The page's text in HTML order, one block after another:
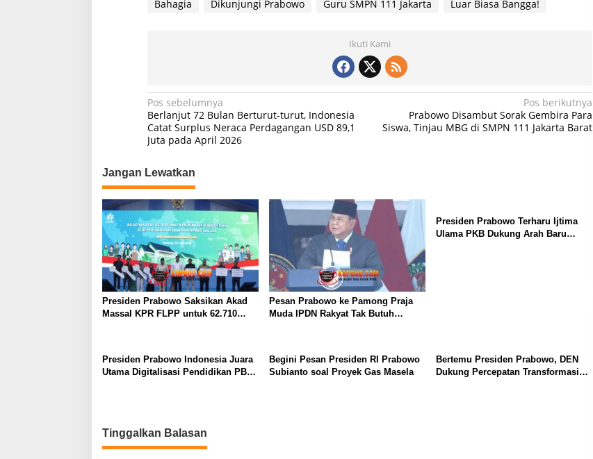
Bahagia Dikunjungi Prabowo Guru SMPN 111 Jakarta Luar Biasa Bangga!
Ikuti Kami
N
a
v
i
g
a
s
i
p
o
s
Pos sebelumnya
Berlanjut 72 Bulan Berturut-turut, Indonesia
Catat Surplus Neraca Perdagangan USD 89,1
Juta pada April 2026
Pos berikutnya
Prabowo Disambut Sorak Gembira Para
Siswa, Tinjau MBG di SMPN 111 Jakarta Barat
Jangan Lewatkan
Presiden Prabowo Saksikan Akad
Massal KPR FLPP untuk 62.710
Pesan Prabowo ke Pamong Praja
Muda IPDN Rakyat Tak Butuh
Presiden Prabowo Terharu Ijtima
Ulama PKB Dukung Arah Baru
Presiden Prabowo Indonesia Juara
Utama Digitalisasi Pendidikan PBB,
Begini Pesan Presiden RI Prabowo
Subianto soal Proyek Gas Masela
Bertemu Presiden Prabowo, DEN
Dukung Percepatan Transformasi
Tinggalkan Balasan